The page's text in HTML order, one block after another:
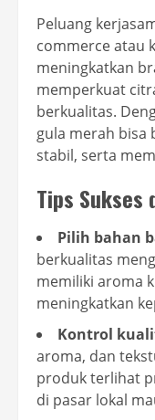
Peluang
commerce atau
meningkatkan
memperkuat
berkualitas.
gula merah bisa
stabil, serta
Tips Sukses
Pilih bahan
berkualitas
memiliki aroma
meningkatkan
Kontrol
aroma, dan
produk terlihat
di pasar lokal